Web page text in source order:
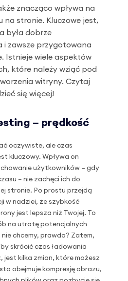
znacząco wpływa na
na stronie. Kluczowe jest,
była dobrze
i zawsze przygotowana
Istnieje wiele aspektów
które należy wziąć pod
witryny. Czytaj
się więcej!
– prędkość
oczywiste, ale czas
kluczowy. Wpływa on
użytkowników – gdy
– nie zachęci ich do
stronie. Po prostu przejdą
w nadziei, że szybkość
jest lepsza niż Twojej. To
na utratę potencjalnych
chcemy, prawda? Zatem,
skrócić czas ładowania
jest kilka zmian, które możesz
obejmuje kompresję obrazu,